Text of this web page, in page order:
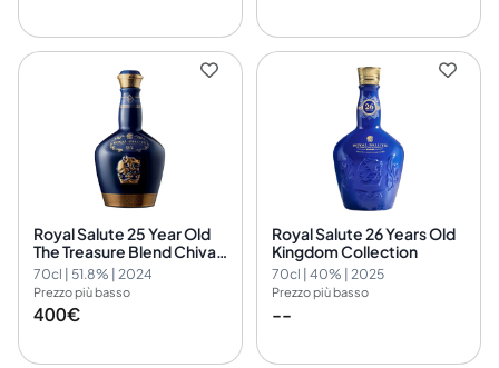
Royal Salute 25 Year Old
The Treasure Blend Chivas
Brothers Ltd.
70cl | 51.8% | 2024
Prezzo più basso
400€
Royal Salute 26 Years Old
Kingdom Collection
70cl | 40% | 2025
Prezzo più basso
--